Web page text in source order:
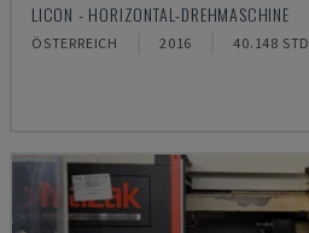
LICON - HORIZONTAL-DREHMASCHINE
ÖSTERREICH 2016 40.148 STD